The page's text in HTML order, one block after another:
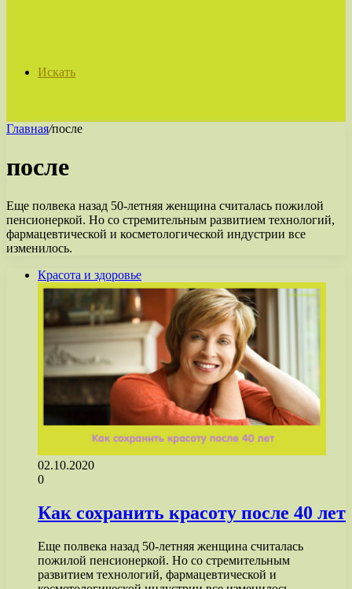
Искать
Главная/после
после
Еще полвека назад 50-летняя женщина считалась пожилой
пенсионеркой. Но со стремительным развитием технологий,
фармацевтической и косметологической индустрии все
изменилось.
Красота и здоровье
02.10.2020
0
Как сохранить красоту после 40 лет
Еще полвека назад 50-летняя женщина считалась
пожилой пенсионеркой. Но со стремительным
развитием технологий, фармацевтической и